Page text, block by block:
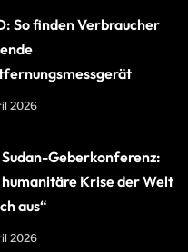
So finden Verbraucher
2026
Sudan-Geberkonferenz:
Krise der Welt
aus“
2026